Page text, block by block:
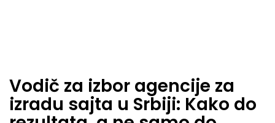
Vodič za izbor agencije za
izradu sajta u Srbiji: Kako do